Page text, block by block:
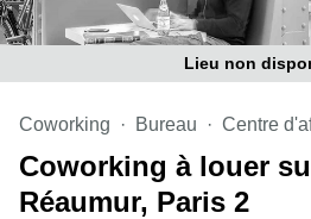
Lieu non
Coworking Bureau Centre
Coworking à louer
Réaumur, Paris 2